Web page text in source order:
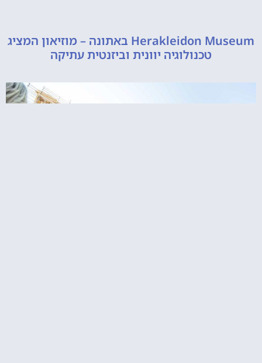
Herakleidon Museum באתונה – מוזיאון המציג
טכנולוגיה יוונית וביזנטית עתיקה